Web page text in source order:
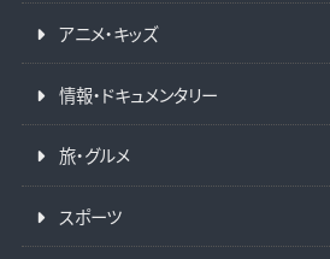
アニメ・キッズ
情報・ドキュメンタリー
旅・グルメ
スポーツ